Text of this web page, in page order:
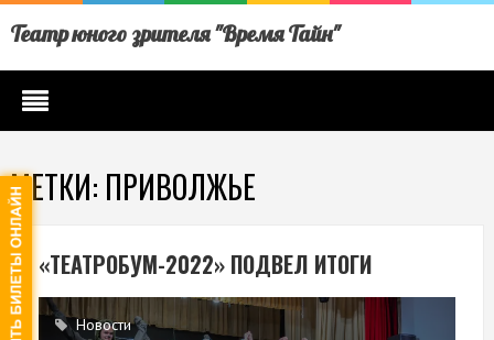
Театр юного зрителя "Время Тайн"
МЕТКИ: ПРИВОЛЖЬЕ
«ТЕАТРОБУМ-2022» ПОДВЕЛ ИТОГИ
Новости